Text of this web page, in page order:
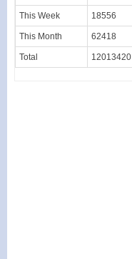
This Week 18556
This Month 62418
Total 12013420